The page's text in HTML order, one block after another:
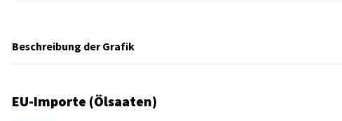
Beschreibung der Grafik
EU-Importe (Ölsaaten)